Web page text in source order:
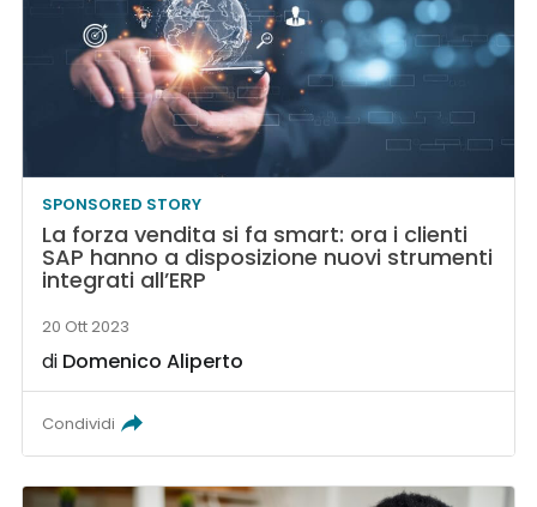
SPONSORED STORY
La forza vendita si fa smart: ora i clienti
SAP hanno a disposizione nuovi strumenti
integrati all’ERP
20 Ott 2023
di Domenico Aliperto
Condividi